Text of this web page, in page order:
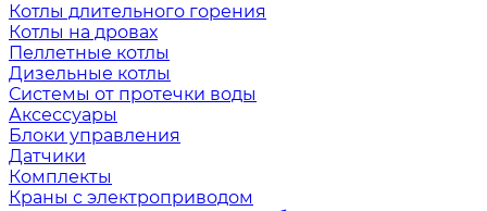
Котлы длительного горения
Котлы на дровах
Пеллетные котлы
Дизельные котлы
Системы от протечки воды
Аксессуары
Блоки управления
Датчики
Комплекты
Краны с электроприводом